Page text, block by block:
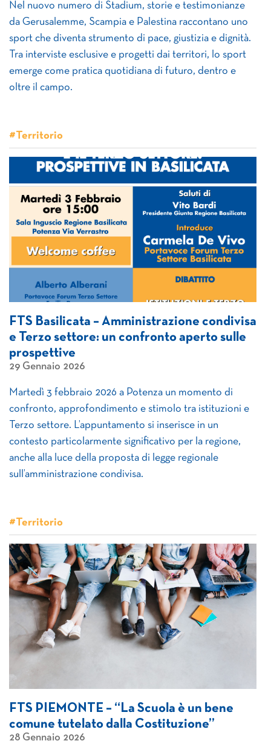
Nel nuovo numero di Stadium, storie e testimonianze
da Gerusalemme, Scampia e Palestina raccontano uno
sport che diventa strumento di pace, giustizia e dignità.
Tra interviste esclusive e progetti dai territori, lo sport
emerge come pratica quotidiana di futuro, dentro e
oltre il campo.
#Territorio
FTS Basilicata – Amministrazione condivisa
e Terzo settore: un confronto aperto sulle
prospettive
29 Gennaio 2026
Martedì 3 febbraio 2026 a Potenza un momento di
confronto, approfondimento e stimolo tra istituzioni e
Terzo settore. L’appuntamento si inserisce in un
contesto particolarmente significativo per la regione,
anche alla luce della proposta di legge regionale
sull’amministrazione condivisa.
#Territorio
FTS PIEMONTE – “La Scuola è un bene
comune tutelato dalla Costituzione”
28 Gennaio 2026